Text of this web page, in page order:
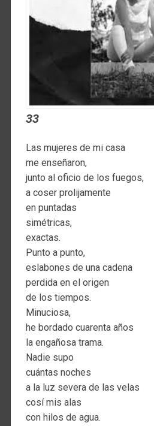
33
Las mujeres de mi casa
me enseñaron,
junto al oficio de los fuegos,
a coser prolijamente
en puntadas
simétricas,
exactas.
Punto a punto,
eslabones de una cadena
perdida en el origen
de los tiempos.
Minuciosa,
he bordado cuarenta años
la engañosa trama.
Nadie supo
cuántas noches
a la luz severa de las velas
cosí mis alas
con hilos de agua.